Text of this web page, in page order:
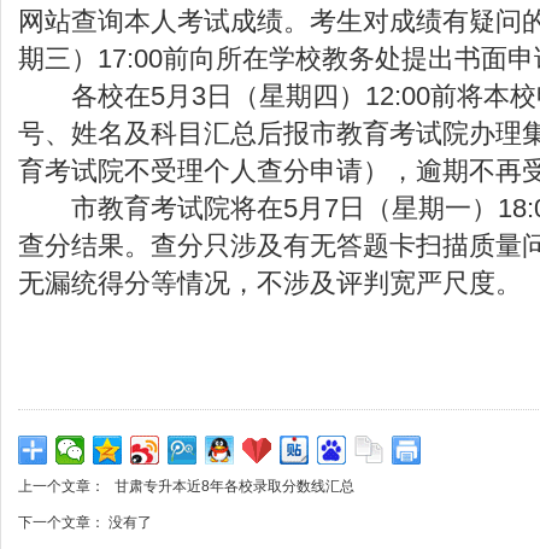
网站查询本人考试成绩。考生对成绩有疑问
期三）17:00前向所在学校教务处提出书面
各校在5月3日（星期四）12:00前将本校
号、姓名及科目汇总后报市教育考试院办理
育考试院不受理个人查分申请），逾期不再
市教育考试院将在5月7日（星期一）
查分结果。查分只涉及有无答题卡扫描质量
无漏统得分等情况，不涉及评判宽严尺度。
上一个文章： 甘肃专升本近8年各校录取分数线汇总
下一个文章： 没有了